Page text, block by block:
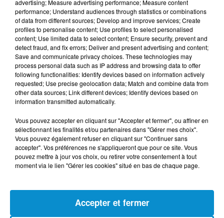
DERNIERS PODCASTS
24 juillet 2026
Les Zinformés - 24/07/26
23 juillet 2026
Les Zinformés - 23/07/26
advertising; Measure advertising performance; Measure content
performance; Understand audiences through statistics or combinations
of data from different sources; Develop and improve services; Create
profiles to personalise content; Use profiles to select personalised
content; Use limited data to select content; Ensure security, prevent and
detect fraud, and fix errors; Deliver and present advertising and content;
Save and communicate privacy choices. These technologies may
process personal data such as IP address and browsing data to offer
following functionalities: Identify devices based on information actively
requested; Use precise geolocation data; Match and combine data from
other data sources; Link different devices; Identify devices based on
information transmitted automatically.
Vous pouvez accepter en cliquant sur "Accepter et fermer", ou affiner en
sélectionnant les finalités et/ou partenaires dans "Gérer mes choix".
Vous pouvez également refuser en cliquant sur "Continuer sans
accepter". Vos préférences ne s'appliqueront que pour ce site. Vous
pouvez mettre à jour vos choix, ou retirer votre consentement à tout
moment via le lien "Gérer les cookies" situé en bas de chaque page.
Accepter et fermer